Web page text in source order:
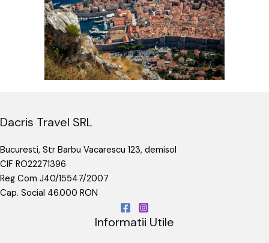
Dacris Travel SRL
Bucuresti, Str Barbu Vacarescu 123, demisol
CIF RO22271396
Reg Com J40/15547/2007
Cap. Social 46.000 RON
Informatii Utile